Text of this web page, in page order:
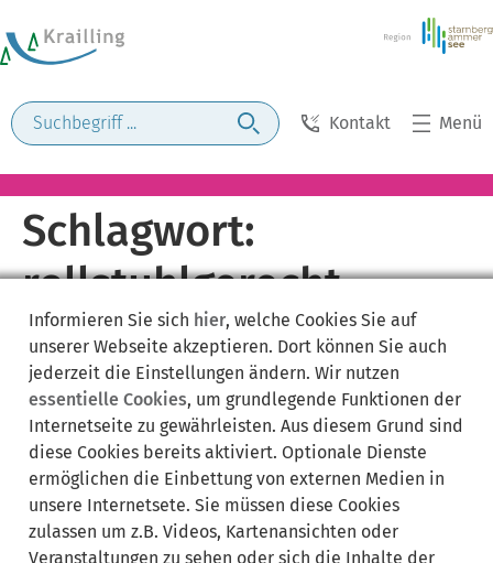
Kontakt Menü
Schlagwort:
rollstuhlgerecht
Informieren Sie sich hier, welche Cookies Sie auf
unserer Webseite akzeptieren. Dort können Sie auch
jederzeit die Einstellungen ändern. Wir nutzen
essentielle Cookies, um grundlegende Funktionen der
Internetseite zu gewährleisten. Aus diesem Grund sind
diese Cookies bereits aktiviert. Optionale Dienste
ermöglichen die Einbettung von externen Medien in
unsere Internetsete. Sie müssen diese Cookies
zulassen um z.B. Videos, Kartenansichten oder
Veranstaltungen zu sehen oder sich die Inhalte der